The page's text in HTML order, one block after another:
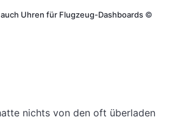
Uhren für Flugzeug-Dashboards ©
nichts von den oft überladen